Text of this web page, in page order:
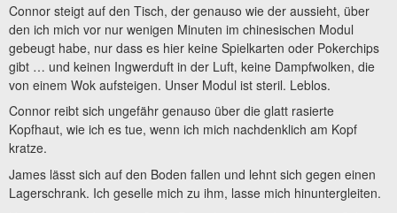
Connor steigt auf den Tisch, der genauso wie der aussieht, über
den ich mich vor nur wenigen Minuten im chinesischen Modul
gebeugt habe, nur dass es hier keine Spielkarten oder Pokerchips
gibt … und keinen Ingwerduft in der Luft, keine Dampfwolken, die
von einem Wok aufsteigen. Unser Modul ist steril. Leblos.
Connor reibt sich ungefähr genauso über die glatt rasierte
Kopfhaut, wie ich es tue, wenn ich mich nachdenklich am Kopf
kratze.
James lässt sich auf den Boden fallen und lehnt sich gegen einen
Lagerschrank. Ich geselle mich zu ihm, lasse mich hinuntergleiten.